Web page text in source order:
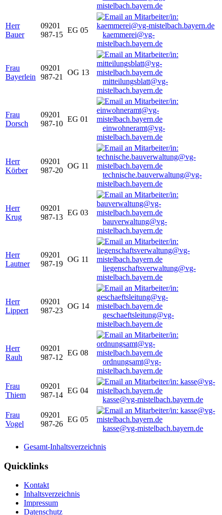
mistelbach.bayern.de
Herr
Bauer
09201
987-15
EG 05
kaemmerei@vg-
mistelbach.bayern.de
Frau
Bayerlein
09201
987-21
OG 13
mitteilungsblatt@vg-
mistelbach.bayern.de
Frau
Dorsch
09201
987-10
EG 01
einwohneramt@vg-
mistelbach.bayern.de
Herr
Körber
09201
987-20
OG 11
technische.bauverwaltung@vg-
mistelbach.bayern.de
Herr
Krug
09201
987-13
EG 03
bauverwaltung@vg-
mistelbach.bayern.de
Herr
Lautner
09201
987-19
OG 11
liegenschaftsverwaltung@vg-
mistelbach.bayern.de
Herr
Lippert
09201
987-23
OG 14
geschaeftsleitung@vg-
mistelbach.bayern.de
Herr
Rauh
09201
987-12
EG 08
ordnungsamt@vg-
mistelbach.bayern.de
Frau
Thiem
09201
987-14
EG 04
kasse@vg-mistelbach.bayern.de
Frau
Vogel
09201
987-26
EG 05
kasse@vg-mistelbach.bayern.de
Gesamt-Inhaltsverzeichnis
Quicklinks
Kontakt
Inhaltsverzeichnis
Impressum
Datenschutz